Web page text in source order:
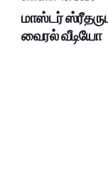
மாஸ்டர்
வைரல் வீடியோ